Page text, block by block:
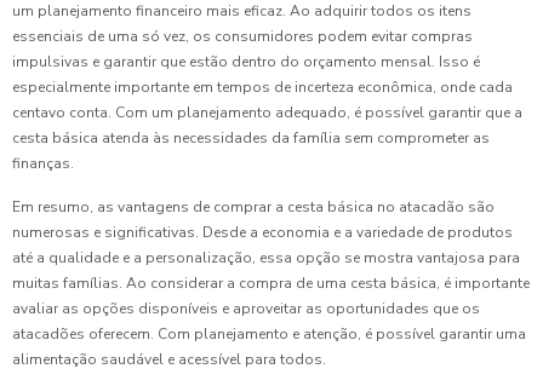
um planejamento financeiro mais eficaz. Ao adquirir todos os itens
essenciais de uma só vez, os consumidores podem evitar compras
impulsivas e garantir que estão dentro do orçamento mensal. Isso é
especialmente importante em tempos de incerteza econômica, onde cada
centavo conta. Com um planejamento adequado, é possível garantir que a
cesta básica atenda às necessidades da família sem comprometer as
finanças.
Em resumo, as vantagens de comprar a cesta básica no atacadão são
numerosas e significativas. Desde a economia e a variedade de produtos
até a qualidade e a personalização, essa opção se mostra vantajosa para
muitas famílias. Ao considerar a compra de uma cesta básica, é importante
avaliar as opções disponíveis e aproveitar as oportunidades que os
atacadões oferecem. Com planejamento e atenção, é possível garantir uma
alimentação saudável e acessível para todos.